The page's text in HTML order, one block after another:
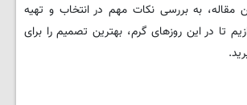
مقاله، به بررسی نکات مهم در انتخاب و تهیه
تا در این روزهای گرم، بهترین تصمیم را برای